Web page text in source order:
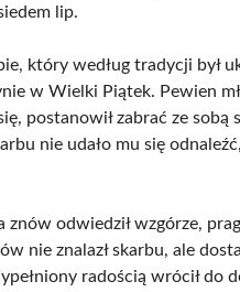
lip.
który według tradycji był
w Wielki Piątek. Pewien
postanowił zabrać ze sobą
nie udało mu się
znów odwiedził wzgórze,
nie znalazł skarbu, ale
radością wrócił do